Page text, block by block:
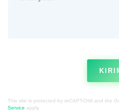
This site is protected by reCAPTCHA and the
Service apply.